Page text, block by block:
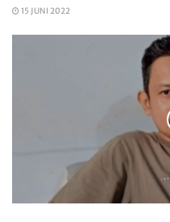
15 JUNI 2022